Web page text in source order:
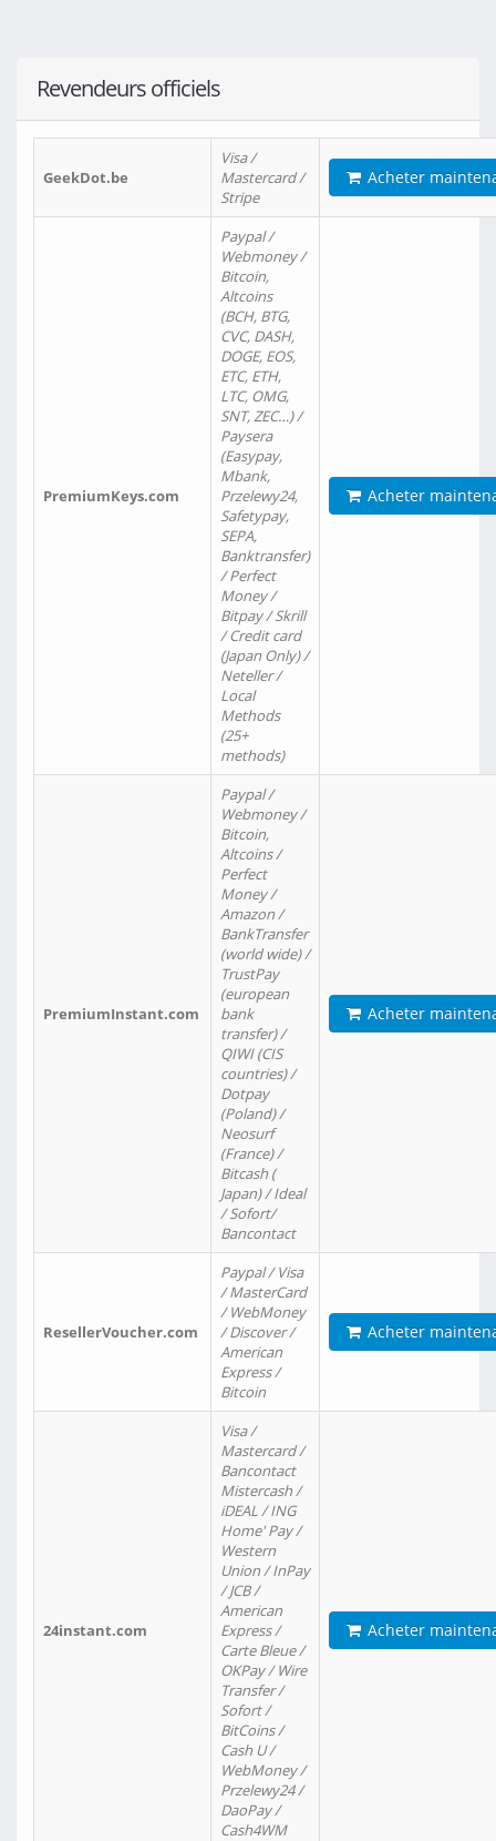
Revendeurs officiels
GeekDot.be
Visa /
Mastercard /
Stripe
Acheter
PremiumKeys.com
Paypal /
Webmoney /
Bitcoin,
Altcoins
(BCH, BTG,
CVC, DASH,
DOGE, EOS,
ETC, ETH,
LTC, OMG,
SNT, ZEC…) /
Paysera
(Easypay,
Mbank,
Przelewy24,
Safetypay,
SEPA,
Banktransfer)
/ Perfect
Money /
Bitpay / Skrill
/ Credit card
(Japan Only) /
Neteller /
Local
Methods
(25+
methods)
Acheter
PremiumInstant.com
Paypal /
Webmoney /
Bitcoin,
Altcoins /
Perfect
Money /
Amazon /
BankTransfer
(world wide) /
TrustPay
(european
bank
transfer) /
QIWI (CIS
countries) /
Dotpay
(Poland) /
Neosurf
(France) /
Bitcash (
Japan) / Ideal
/ Sofort/
Bancontact
Acheter
ResellerVoucher.com
Paypal / Visa
/ MasterCard
/ WebMoney
/ Discover /
American
Express /
Bitcoin
Acheter
24instant.com
Visa /
Mastercard /
Bancontact
Mistercash /
iDEAL / ING
Home' Pay /
Western
Union / InPay
/ JCB /
American
Express /
Carte Bleue /
OKPay / Wire
Transfer /
Sofort /
BitCoins /
Cash U /
WebMoney /
Przelewy24 /
DaoPay /
Cash4WM
Acheter